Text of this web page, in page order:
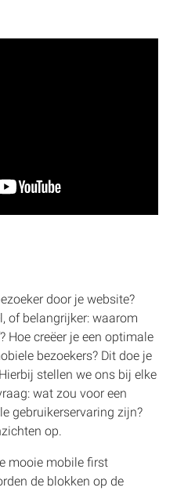
door je website?
of belangrijker: waarom
Hoe creëer je een optimale
bezoekers? Dit doe je
stellen we ons bij elke
wat zou voor een
gebruikerservaring zijn?
op.
mooie mobile first
de blokken op de